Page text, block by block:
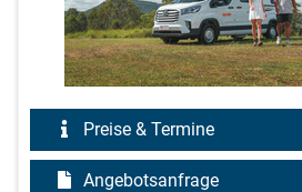
Preise & Termine
Angebotsanfrage